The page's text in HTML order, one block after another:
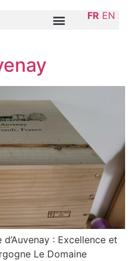
FR EN
: Excellence et
Le Domaine